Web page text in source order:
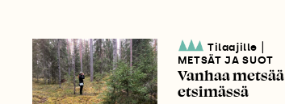
Tilaajille
METSÄT JA SUOT
Vanhaa metsää
etsimässä